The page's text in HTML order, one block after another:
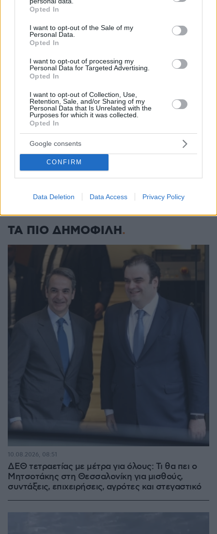
grant or deny consent to Google and its third-party tags to
use your data for below specified purposes in below Google
consent section.
Opted In
I want to opt-out of the Sale of my
Personal Data.
Opted In
I want to opt-out of processing my
Personal Data for Targeted Advertising.
Opted In
I want to opt-out of Collection, Use,
Retention, Sale, and/or Sharing of my
Personal Data that Is Unrelated with the
Purposes for which it was collected.
Opted In
Google consents
CONFIRM
Data Deletion Data Access Privacy Policy
Έφτασαν στο αεροδρόμιο Ρόδου με 3.928 πακέτα
λαθραία τσιγάρα στις αποσκευές τους, συνελήφθησαν
δύο γυναίκες
πριν 15 λεπτά
Ναυαγοσώστης έδωσε μάχη με τα κύματα για να σώσει
γυναίκα σε παραλία των Χανίων, δείτε βίντεο
πριν 22 λεπτά
Δεν εξετάζουμε επί του παρόντος την επιβολή τελών
διέλευσης από τα Στενά του Ορμούζ, λέει η Τεχεράνη
πριν 25 λεπτά
Πρόγραμμα υποτροφιών Chevening για μεταπτυχιακές
σπουδές στο Ηνωμένο Βασίλειο, τι ισχύει για την
Ελλάδα
πριν 28 λεπτά
ΤΑ ΠΙΟ ΔΗΜΟΦΙΛΗ
ΔΕΘ τετραετίας με μέτρα για όλους: Τι θα πει ο
Μητσοτάκης στη Θεσσαλονίκη για μισθούς,
συντάξεις, επιχειρήσεις, αγρότες και στεγαστικό
10.08.2026, 08:51